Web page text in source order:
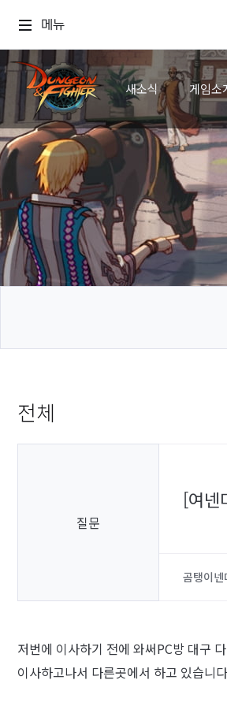
메뉴
새소식 게임소
전체
질문
[여넨
곰탱이넨
저번에 이사하기 전에 와써PC방 대구
이사하고나서 다른곳에서 하고 있습니